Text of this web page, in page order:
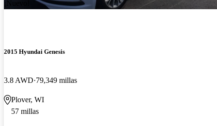
¡Nuevo!
2015 Hyundai Genesis
3.8 AWD 79,349 millas
Plover, WI
57 millas